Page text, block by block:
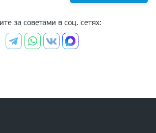
за советами в соц. сетях: